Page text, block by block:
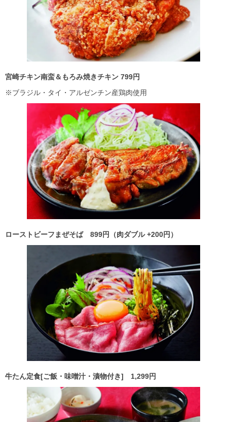
宮崎チキン南蛮＆もろみ焼きチキン 799円
※ブラジル・タイ・アルゼンチン産鶏肉使用
ローストビーフまぜそば 899円（肉ダブル +200円）
牛たん定食[ご飯・味噌汁・漬物付き] 1,299円